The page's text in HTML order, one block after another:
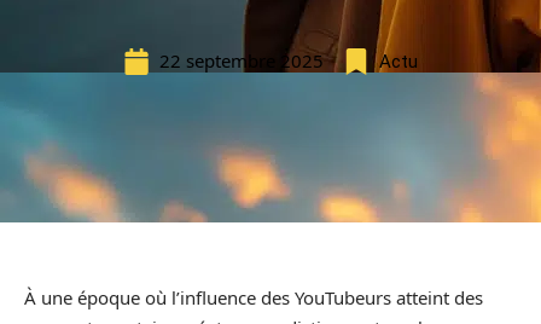
22 septembre 2025 Actu
À une époque où l’influence des YouTubeurs atteint des